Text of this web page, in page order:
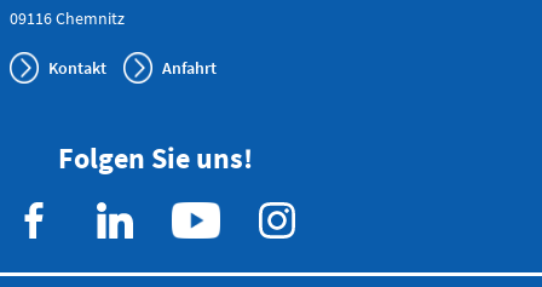
Flemmingstraße 4 (Haus C)
Telefon
0371 - 333
Gefäß- und
Thoraxhotline
09116 Chemnitz
Kontakt Anfahrt
Folgen Sie uns!